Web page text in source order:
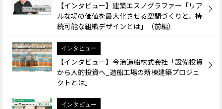
【インタビュー】建築エスノグラファー「リア
ルな場の価値を最大化させる空間づくりと、持
続可能な組織デザインとは」（前編）
インタビュー
【インタビュー】今治造船株式会社「設備投資
から人的投資へ_造船工場の新棟建築プロジェ
クトとは」
インタビュー